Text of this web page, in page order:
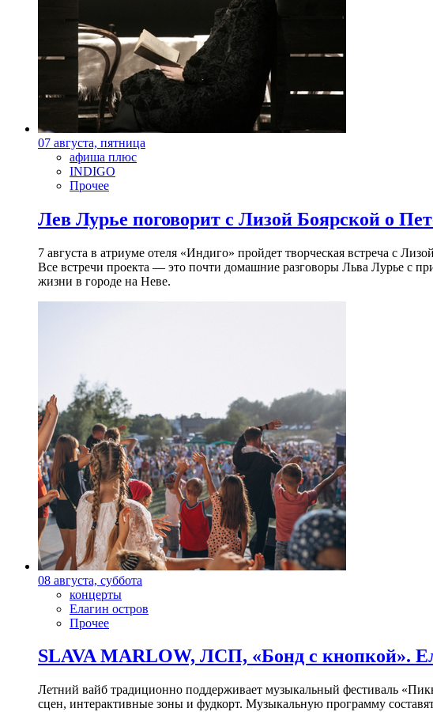
07 августа, пятница
афиша плюс
INDIGO
Прочее
Лев Лурье поговорит с Лизой Боярской о
7 августа в атриуме отеля «Индиго» пройдет творческая встреча с
Все встречи проекта — это почти домашние разговоры Льва Лурье с
жизни в городе на Неве.
08 августа, суббота
концерты
Елагин остров
Прочее
SLAVA MARLOW, ЛСП, «Бонд с кнопкой».
Летний вайб традиционно поддерживает музыкальный фестиваль
сцен, интерактивные зоны и фудкорт. Музыкальную программу